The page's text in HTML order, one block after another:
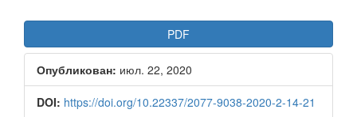
Боковая
панель
статьи
PDF
Опубликован: июл. 22, 2020
DOI: https://doi.org/10.22337/2077-9038-2020-2-14-21